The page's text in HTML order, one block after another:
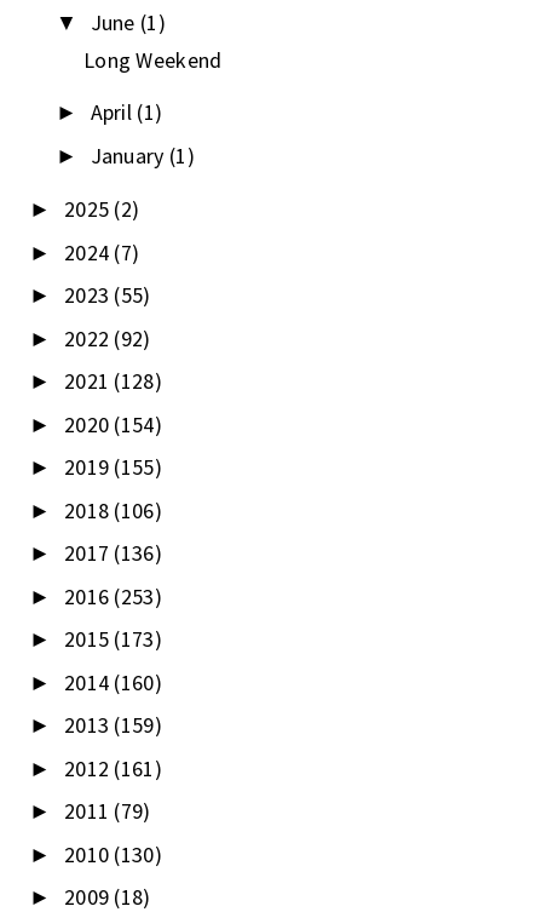
▼ June (1)
Long Weekend
► April (1)
► January (1)
► 2025 (2)
► 2024 (7)
► 2023 (55)
► 2022 (92)
► 2021 (128)
► 2020 (154)
► 2019 (155)
► 2018 (106)
► 2017 (136)
► 2016 (253)
► 2015 (173)
► 2014 (160)
► 2013 (159)
► 2012 (161)
► 2011 (79)
► 2010 (130)
► 2009 (18)